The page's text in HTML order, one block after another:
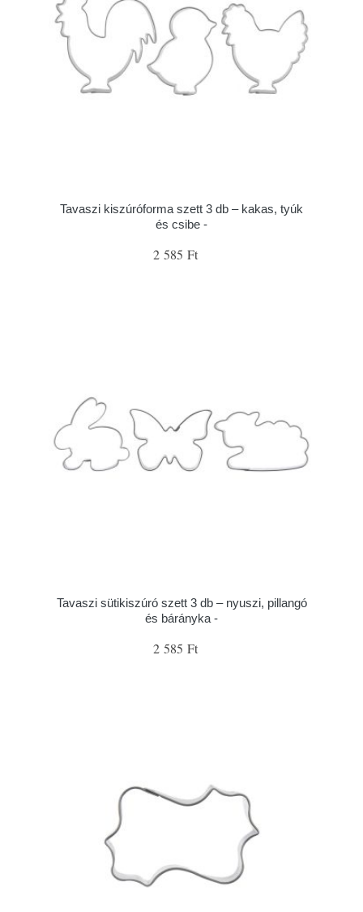
Tavaszi kiszúróforma szett 3 db – kakas, tyúk
és csibe -
2 585 Ft
Tavaszi sütikiszúró szett 3 db – nyuszi, pillangó
és bárányka -
2 585 Ft